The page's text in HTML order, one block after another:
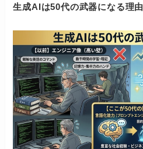
生成AIは50代の武器になる理由